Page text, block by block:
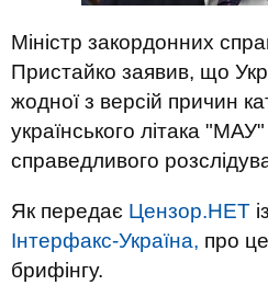
Міністр закордонних
Пристайко заявив, що
жодної з версій причин
українського літака
справедливого
Як передає Цензор.НЕТ
Інтерфакс-Україна, про
брифінгу.